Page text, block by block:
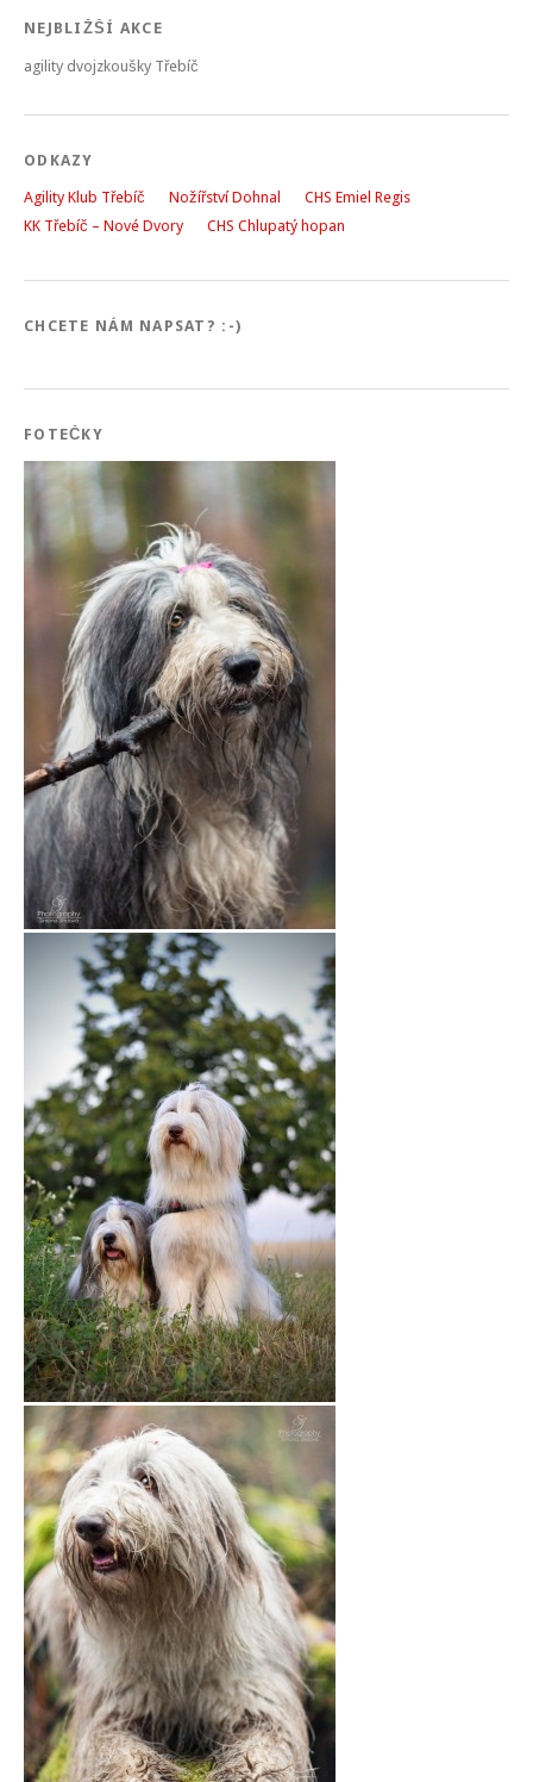
NEJBLIŽŠÍ AKCE
agility dvojzkoušky Třebíč
ODKAZY
Agility Klub Třebíč Nožířství Dohnal
CHS Emiel Regis
KK Třebíč – Nové Dvory
CHS Chlupatý hopan
CHCETE NÁM NAPSAT? :-)
FOTEČKY